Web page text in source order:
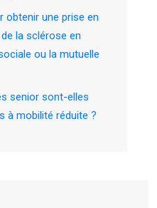
obtenir une prise en
la sclérose en
ou la mutuelle
senior sont-elles
à mobilité réduite ?